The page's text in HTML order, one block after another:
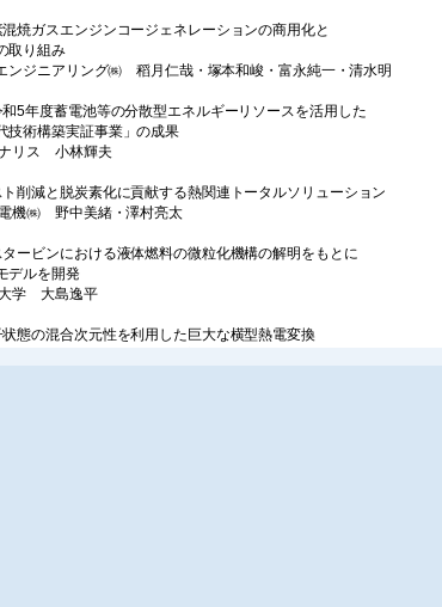
混焼ガスエンジンコージェネレーションの商用化と
の取り組み
ンジニアリング㈱ 稻月仁哉・塚本和峻・富永純一・清水明
和5年度蓄電池等の分散型エネルギーリソースを活用した
技術構築実証事業」の成果
リス 小林輝夫
ト削減と脱炭素化に貢献する熱関連トータルソリューション
機㈱ 野中美緒・澤村亮太
タービンにおける液体燃料の微粒化機構の解明をもとに
デルを開発
学 大島逸平
状態の混合次元性を利用した巨大な横型熱電変換